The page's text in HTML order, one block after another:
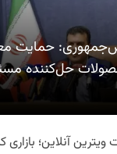
حمایت
حل‌کننده
آنلاین؛ بازاری